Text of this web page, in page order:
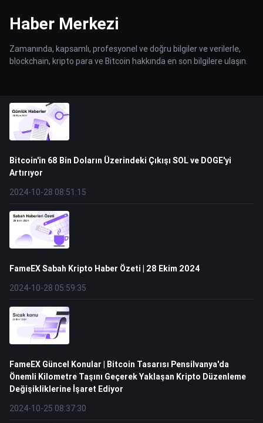
Haber Merkezi
Zamanında, kapsamlı, profesyonel ve doğru bilgiler ve verilerle,
blockchain, kripto para ve Bitcoin hakkında en son bilgilere ulaşın.
Bitcoin'in 68 Bin Doların Üzerindeki Çıkışı SOL ve DOGE'yi
Artırıyor
2024-10-28 08:51:15
FameEX Sabah Kripto Haber Özeti | 28 Ekim 2024
2024-10-28 05:59:35
FameEX Güncel Konular | Bitcoin Tasarısı Pensilvanya'da
Önemli Kilometre Taşını Geçerek Yaklaşan Kripto Düzenleme
Değişikliklerine İşaret Ediyor
2024-10-25 08:37:30